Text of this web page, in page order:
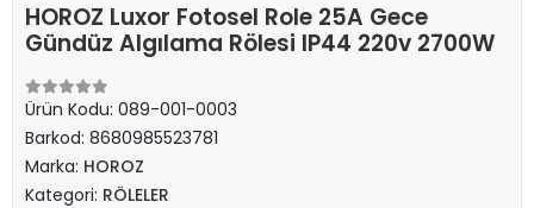
HOROZ Luxor Fotosel Role 25A Gece
Gündüz Algılama Rölesi IP44 220v 2700W
Ürün Kodu: 089-001-0003
Barkod: 8680985523781
Marka: HOROZ
Kategori: RÖLELER